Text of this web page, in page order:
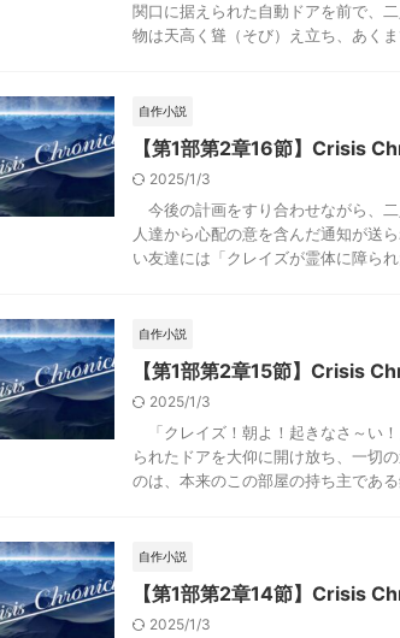
関口に据えられた自動ドアを前で、
物は天高く聳（そび）え立ち、あく
自作小説
【第1部第2章16節】Crisis
2025/1/3
今後の計画をすり合わせながら、
人達から心配の意を含んだ通知が
い友達には「クレイズが霊体に障ら
自作小説
【第1部第2章15節】Crisis
2025/1/3
「クレイズ！朝よ！起きなさ～
られたドアを大仰に開け放ち、一切
のは、本来のこの部屋の持ち主であ
自作小説
【第1部第2章14節】Crisis
2025/1/3